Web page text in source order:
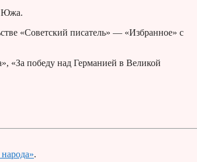
Южа.
«Советский писатель» — «Избранное» с
«За победу над Германией в Великой
.